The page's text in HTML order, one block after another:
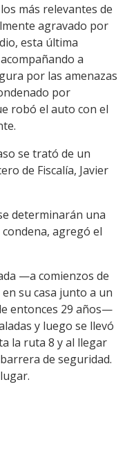
más relevantes de
agravado por
esta última
a
por las amenazas
por
robó el auto con el
se trató de un
de Fiscalía, Javier
determinarán una
agregó el
—a comienzos de
su casa junto a un
entonces 29 años—
y luego se llevó
la ruta 8 y al llegar
de seguridad.